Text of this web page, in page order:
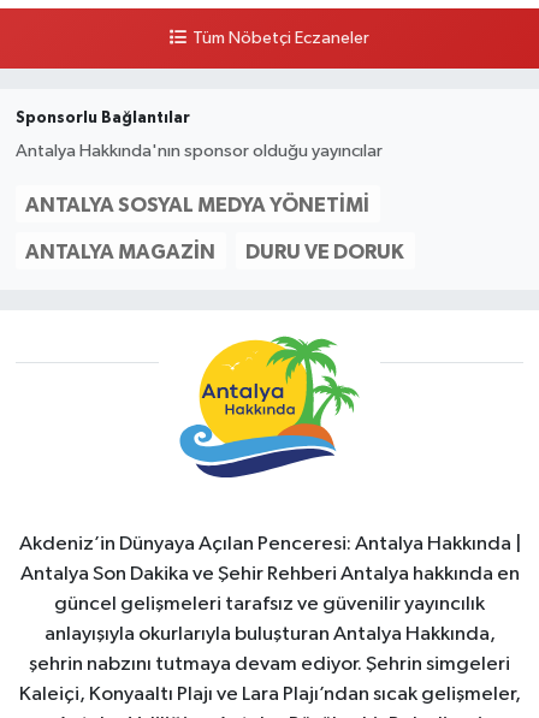
Tüm Nöbetçi Eczaneler
Sponsorlu Bağlantılar
Antalya Hakkında'nın sponsor olduğu yayıncılar
ANTALYA SOSYAL MEDYA YÖNETIMI
ANTALYA MAGAZIN DURU VE DORUK
Akdeniz’in Dünyaya Açılan Penceresi: Antalya Hakkında |
Antalya Son Dakika ve Şehir Rehberi Antalya hakkında en
güncel gelişmeleri tarafsız ve güvenilir yayıncılık
anlayışıyla okurlarıyla buluşturan Antalya Hakkında,
şehrin nabzını tutmaya devam ediyor. Şehrin simgeleri
Kaleiçi, Konyaaltı Plajı ve Lara Plajı’ndan sıcak gelişmeler,